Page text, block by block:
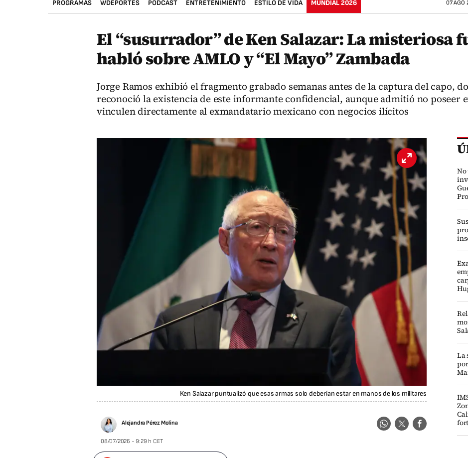
PROGRAMAS WDEPORTES PODCAST ENTRETENIMIENTO ESTILO DE VIDA MUNDIAL 2026 07 AGO
El “susurrador” de Ken Salazar: La misteriosa
habló sobre AMLO y “El Mayo” Zambada
Jorge Ramos exhibió el fragmento grabado semanas antes de la captura del capo,
reconoció la existencia de este informante confidencial, aunque admitió no poseer
vinculen directamente al exmandatario mexicano con negocios ilícitos
Ken Salazar puntualizó que esas armas solo deberían estar en manos de los militares
Alejandra Pérez Molina
08/07/2026 - 9:29 h CET
No
La